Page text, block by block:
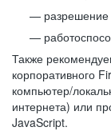
разрешение
Также
корпоративного
компьютер/
интернета) или
JavaScript.